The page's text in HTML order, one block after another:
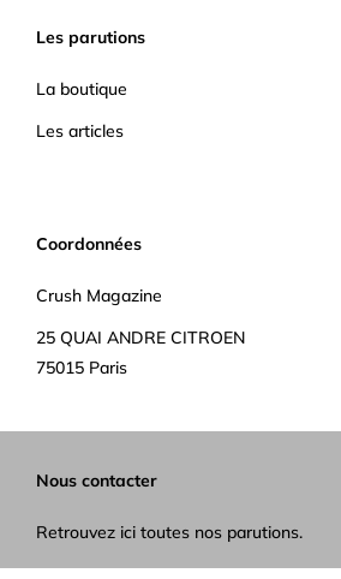
Les parutions
La boutique
Les articles
Coordonnées
Crush Magazine
25 QUAI ANDRE CITROEN
75015 Paris
Nous contacter
Retrouvez ici toutes nos parutions.